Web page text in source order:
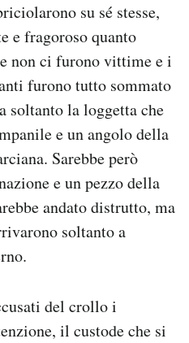
su sé stesse,
e fragoroso quanto
non ci furono vittime e i
furono tutto sommato
soltanto la loggetta che
e un angolo della
Sarebbe però
e un pezzo della
andato distrutto, ma
soltanto a
del crollo i
il custode che si